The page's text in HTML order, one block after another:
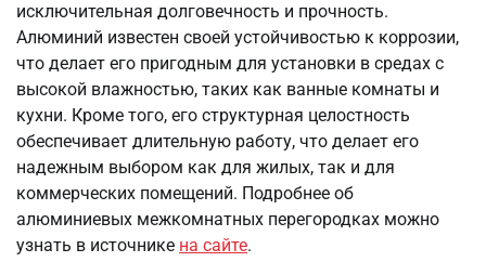
исключительная долговечность и прочность.
Алюминий известен своей устойчивостью к коррозии,
что делает его пригодным для установки в средах с
высокой влажностью, таких как ванные комнаты и
кухни. Кроме того, его структурная целостность
обеспечивает длительную работу, что делает его
надежным выбором как для жилых, так и для
коммерческих помещений. Подробнее об
алюминиевых межкомнатных перегородках можно
узнать в источнике на сайте.